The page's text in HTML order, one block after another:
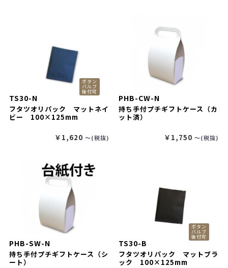
ボタン
バルブ
後付可
TS30-N
フタツオリパック マットネイ
ビー 100×125mm
￥1,620 〜(税抜)
PHB-CW-N
持ち手付プチギフトケース（カ
ット済）
￥1,750 〜(税抜)
PHB-SW-N
持ち手付プチギフトケース（シ
ート）
ボタン
バルブ
後付可
TS30-B
フタツオリパック マットブラ
ック 100×125mm